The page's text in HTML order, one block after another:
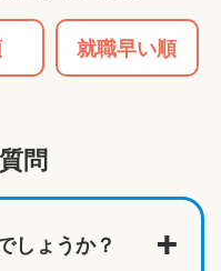
就職早い順
問
しょうか？